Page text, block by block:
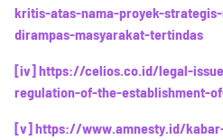
kritis-atas-nama-proyek-
dirampas-masyarakat-tertindas
[iv]https://celios.co.id/legal-
regulation-of-the-establishment-
[v]https://www.amnesty.id/